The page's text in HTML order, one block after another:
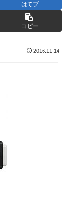
はてブ
コピー
2016.11.14